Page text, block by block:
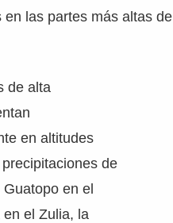
las partes más altas de
de alta
en altitudes
de
en el
el Zulia, la